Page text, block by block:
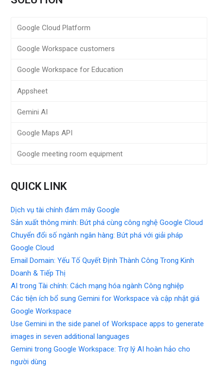
Google Cloud Platform
Google Workspace customers
Google Workspace for Education
Appsheet
Gemini AI
Google Maps API
Google meeting room equipment
QUICK LINK
Dịch vụ tài chính đám mây Google
Sản xuất thông minh: Bứt phá cùng công nghệ Google Cloud
Chuyển đổi số ngành ngân hàng: Bứt phá với giải pháp
Google Cloud
Email Domain: Yếu Tố Quyết Định Thành Công Trong Kinh
Doanh & Tiếp Thị
AI trong Tài chính: Cách mạng hóa ngành Công nghiệp
Các tiện ích bổ sung Gemini for Workspace và cập nhật giá
Google Workspace
Use Gemini in the side panel of Workspace apps to generate
images in seven additional languages
Gemini trong Google Workspace: Trợ lý AI hoàn hảo cho
người dùng